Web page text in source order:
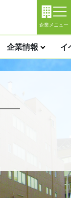
企業メニュー
企業情報 イ